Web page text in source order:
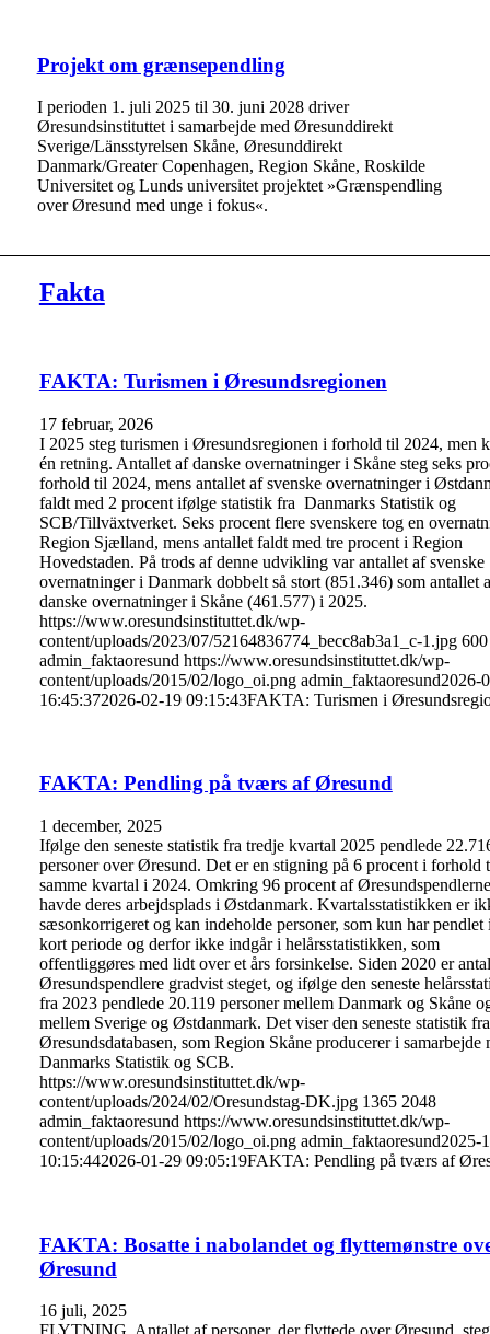
Projekt om grænsependling
I perioden 1. juli 2025 til 30. juni 2028 driver
Øresundsinstituttet i samarbejde med Øresunddirekt
Sverige/Länsstyrelsen Skåne, Øresunddirekt
Danmark/Greater Copenhagen, Region Skåne, Roskilde
Universitet og Lunds universitet projektet »Grænspendling
over Øresund med unge i fokus«.
Fakta
FAKTA: Turismen i Øresundsregionen
17 februar, 2026
I 2025 steg turismen i Øresundsregionen i forhold til 2024, men
én retning. Antallet af danske overnatninger i Skåne steg seks
forhold til 2024, mens antallet af svenske overnatninger i
faldt med 2 procent ifølge statistik fra Danmarks Statistik og
SCB/Tillväxtverket. Seks procent flere svenskere tog en
Region Sjælland, mens antallet faldt med tre procent i Region
Hovedstaden. På trods af denne udvikling var antallet af svenske
overnatninger i Danmark dobbelt så stort (851.346) som antallet
danske overnatninger i Skåne (461.577) i 2025.
https://www.oresundsinstituttet.dk/wp-
content/uploads/2023/07/52164836774_becc8ab3a1_c-1.jpg 600
admin_faktaoresund https://www.oresundsinstituttet.dk/wp-
content/uploads/2015/02/logo_oi.png admin_faktaoresund2026-
16:45:372026-02-19 09:15:43FAKTA: Turismen i
FAKTA: Pendling på tværs af Øresund
1 december, 2025
Ifølge den seneste statistik fra tredje kvartal 2025 pendlede
personer over Øresund. Det er en stigning på 6 procent i forhold
samme kvartal i 2024. Omkring 96 procent af Øresundspendlerne
havde deres arbejdsplads i Østdanmark. Kvartalsstatistikken er
sæsonkorrigeret og kan indeholde personer, som kun har pendlet
kort periode og derfor ikke indgår i helårsstatistikken, som
offentliggøres med lidt over et års forsinkelse. Siden 2020 er
Øresundspendlere gradvist steget, og ifølge den seneste
fra 2023 pendlede 20.119 personer mellem Danmark og Skåne
mellem Sverige og Østdanmark. Det viser den seneste statistik fra
Øresundsdatabasen, som Region Skåne producerer i samarbejde
Danmarks Statistik og SCB.
https://www.oresundsinstituttet.dk/wp-
content/uploads/2024/02/Oresundstag-DK.jpg 1365 2048
admin_faktaoresund https://www.oresundsinstituttet.dk/wp-
content/uploads/2015/02/logo_oi.png admin_faktaoresund2025-
10:15:442026-01-29 09:05:19FAKTA: Pendling på tværs af
FAKTA: Bosatte i nabolandet og flyttemønstre
Øresund
16 juli, 2025